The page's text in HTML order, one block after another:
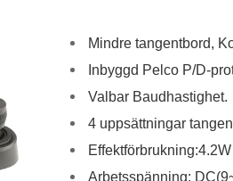
Mindre tangentbord,
Inbyggd Pelco P/D-
Valbar Baudhastighet.
4 uppsättningar
Effektförbrukning:4.2W
Arbetsspänning: